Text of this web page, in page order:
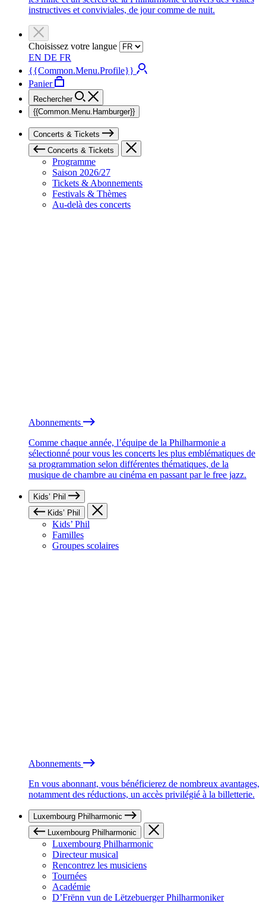
instructives et conviviales, de jour comme de nuit.
Choisissez votre langue
EN DE FR
{{Common.Menu.Profile}}
Panier
Rechercher
{{Common.Menu.Hamburger}}
Concerts & Tickets
Concerts & Tickets
Programme
Saison 2026/27
Tickets & Abonnements
Festivals & Thèmes
Au-delà des concerts
Abonnements
Comme chaque année, l’équipe de la Philharmonie a
sélectionné pour vous les concerts les plus emblématiques de
sa programmation selon différentes thématiques, de la
musique de chambre au cinéma en passant par le free jazz.
Kids’ Phil
Kids’ Phil
Kids’ Phil
Familles
Groupes scolaires
Abonnements
En vous abonnant, vous bénéficierez de nombreux avantages,
notamment des réductions, un accès privilégié à la billetterie.
Luxembourg Philharmonic
Luxembourg Philharmonic
Luxembourg Philharmonic
Directeur musical
Rencontrez les musiciens
Tournées
Académie
D’Frënn vun de Lëtzebuerger Philharmoniker